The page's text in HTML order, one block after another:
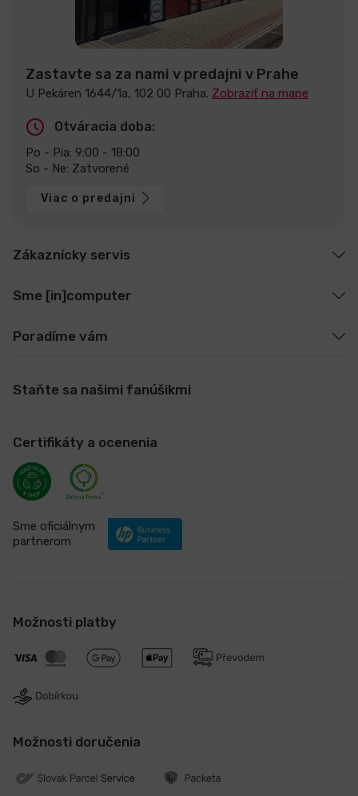
Zastavte sa za nami v predajni v Prahe
U Pekáren 1644/1a, 102 00 Praha. Zobraziť na mape
Otváracia doba:
Po - Pia: 9:00 - 18:00
So - Ne: Zatvorené
Viac o predajni
Zákaznícky servis
Sme [in]computer
Poradíme vám
Staňte sa našimi fanúšikmi
Certifikáty a ocenenia
Sme oficiálnym
partnerom
Možnosti platby
Možnosti doručenia